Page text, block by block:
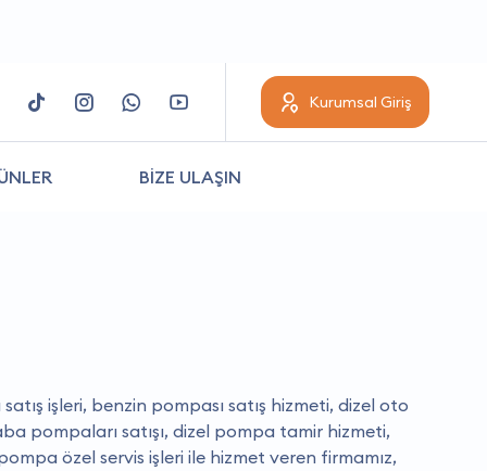
Kurumsal Giriş
BİZE ULAŞIN
işleri, benzin pompası satış hizmeti, dizel oto
pompaları satışı, dizel pompa tamir hizmeti,
özel servis işleri ile hizmet veren firmamız,